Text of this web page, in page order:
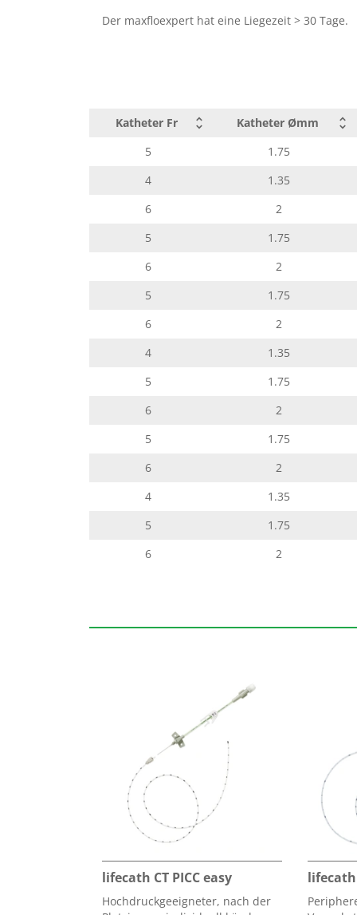
Der maxfloexpert hat eine Liegezeit > 30 Tage.
Katheter Fr Katheter Ømm
5
1.75
4
1.35
6
2
5
1.75
6
2
5
1.75
6
2
4
1.35
5
1.75
6
2
5
1.75
6
2
4
1.35
5
1.75
6
2
lifecath CT PICC easy
Hochdruckgeeigneter, nach der
lifecath